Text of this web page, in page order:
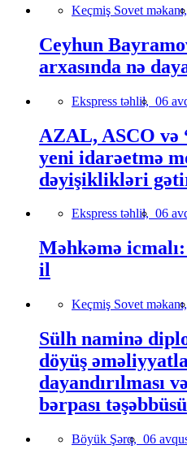
Keçmiş Sovet məkanı,
Ceyhun
arxasında nə
Ekspress təhlil, 06
AZAL, ASCO və
yeni idarəetmə
dəyişiklikləri
Ekspress təhlil, 06
Məhkəmə
il
Keçmiş Sovet məkanı,
Sülh naminə
döyüş
dayandırılması
bərpası təşəbbüsü
Böyük Şərq, 06